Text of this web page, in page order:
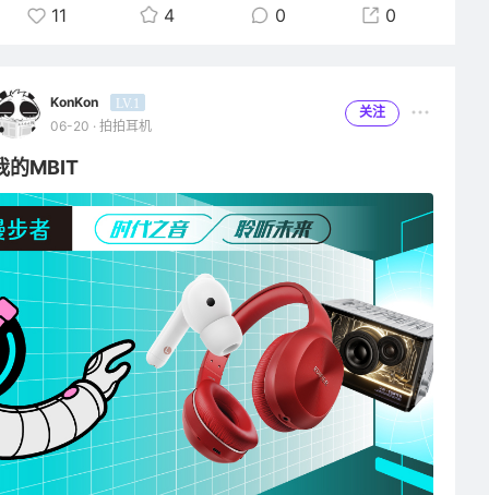
11 4 0 0
KonKon LV.1
06-20 · 拍拍耳机
关注
的MBIT